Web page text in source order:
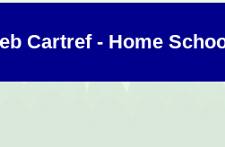
Cartref - Home